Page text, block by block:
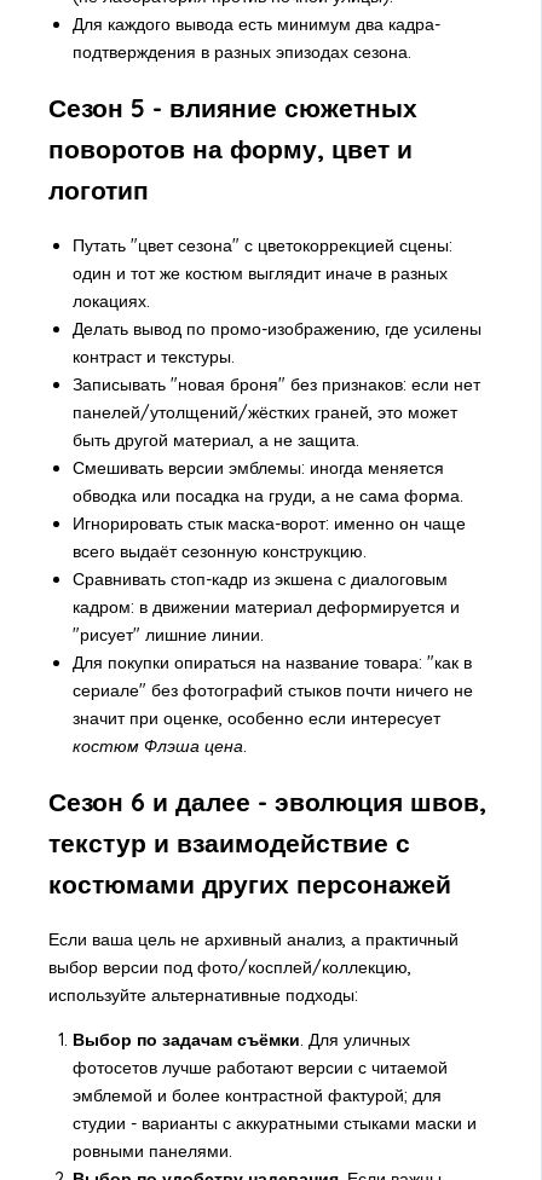
Для каждого вывода есть минимум два кадра-
подтверждения в разных эпизодах сезона.
Сезон 5 - влияние сюжетных
поворотов на форму, цвет и
логотип
Путать "цвет сезона" с цветокоррекцией сцены:
один и тот же костюм выглядит иначе в разных
локациях.
Делать вывод по промо-изображению, где усилены
контраст и текстуры.
Записывать "новая броня" без признаков: если нет
панелей/утолщений/жёстких граней, это может
быть другой материал, а не защита.
Смешивать версии эмблемы: иногда меняется
обводка или посадка на груди, а не сама форма.
Игнорировать стык маска-ворот: именно он чаще
всего выдаёт сезонную конструкцию.
Сравнивать стоп-кадр из экшена с диалоговым
кадром: в движении материал деформируется и
"рисует" лишние линии.
Для покупки опираться на название товара: "как в
сериале" без фотографий стыков почти ничего не
значит при оценке, особенно если интересует
костюм Флэша цена.
Сезон 6 и далее - эволюция швов,
текстур и взаимодействие с
костюмами других персонажей
Если ваша цель не архивный анализ, а практичный
выбор версии под фото/косплей/коллекцию,
используйте альтернативные подходы:
Выбор по задачам съёмки. Для уличных
фотосетов лучше работают версии с читаемой
эмблемой и более контрастной фактурой; для
студии - варианты с аккуратными стыками маски и
ровными панелями.